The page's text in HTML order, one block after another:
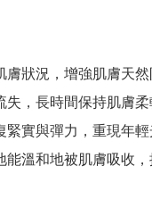
狀況，增強肌膚天然
，長時間保持肌膚柔
實與彈力，重現年輕
能溫和地被肌膚吸收